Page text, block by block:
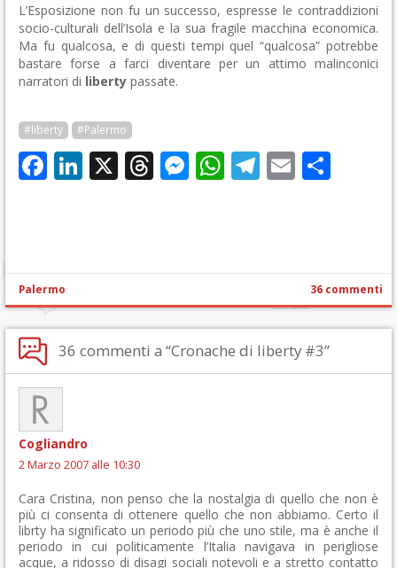
L’Esposizione non fu un successo, espresse le contraddizioni
socio-culturali dell’Isola e la sua fragile macchina economica.
Ma fu qualcosa, e di questi tempi quel “qualcosa” potrebbe
bastare forse a farci diventare per un attimo malinconici
narratori di liberty passate.
#liberty #Palermo
Facebook
LinkedIn
X Threads
Messenger
WhatsApp
Telegram
Email
Palermo 36 commenti
36 commenti a “Cronache di liberty #3”
Cogliandro
2 Marzo 2007 alle 10:30
Cara Cristina, non penso che la nostalgia di quello che non è
più ci consenta di ottenere quello che non abbiamo. Certo il
librty ha significato un periodo più che uno stile, ma è anche il
periodo in cui politicamente l’Italia navigava in perigliose
acque, a ridosso di disagi sociali notevoli e a stretto contatto